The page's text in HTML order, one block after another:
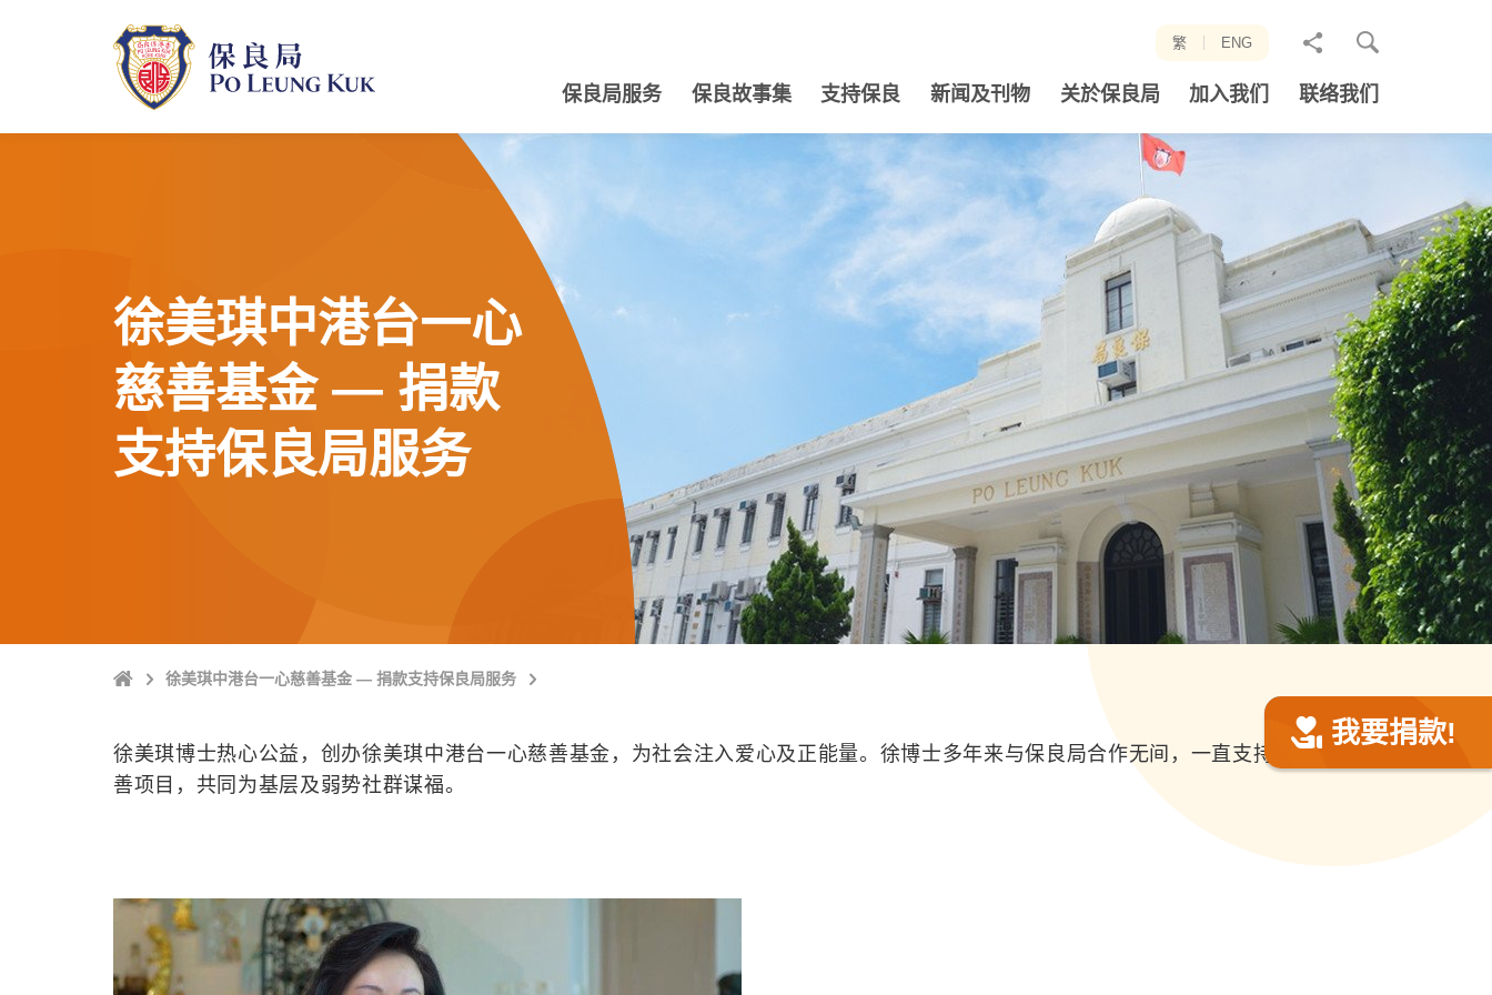
繁 ENG
分
至
保良局服务 保良故事集 支持保良 新闻及刊物 关於保良局 加入我们 联络我们
徐美琪中港台一心
慈善基金 — 捐款
支持保良局服务
Home徐美琪中港台一心慈善基金 — 捐款支持保良局服务
我要捐款!
徐美琪博士热心公益，创办徐美琪中港台一心慈善基金，为社会注入爱心及正能量。徐博士多年来与保良局合作无间，一直支持本局多元慈
善项目，共同为基层及弱势社群谋福。